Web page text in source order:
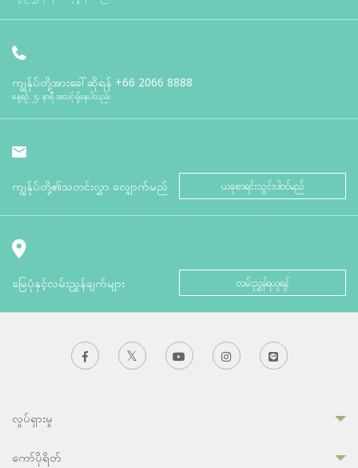
ကျွန်ုပ်တို့အားခေါ်ဆိုရန် +66 2066 8888
နေ့စဉ် ၂၄ နာရီ အသင့်ရှိနေပါသည်။
ကျွန်ုပ်တို့၏သတင်းလွှာ လျှောက်မည် ယခုစာရင်းသွင်းပါဝင်မည်
မြေပုံနှင့်လမ်းညွှန်ချက်များ လမ်းညွှန်ရယူရန်
လှုပ်ရှားမှု
ကော်ပိုရိတ်